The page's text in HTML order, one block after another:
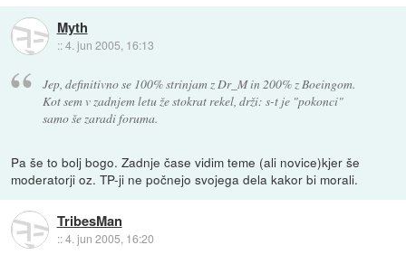
Myth
::4. jun 2005, 16:13
Jep, definitivno se 100% strinjam z Dr_M in 200% z Boeingom.
Kot sem v zadnjem letu že stokrat rekel, drži: s-t je "pokonci"
samo še zaradi foruma.
Pa še to bolj bogo. Zadnje čase vidim teme (ali novice)kjer še
moderatorji oz. TP-ji ne počnejo svojega dela kakor bi morali.
TribesMan
::4. jun 2005, 16:20